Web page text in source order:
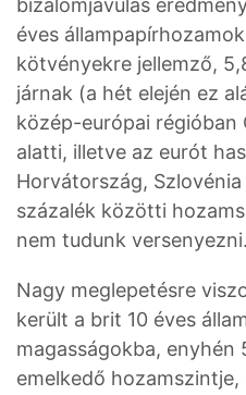
bizalomjavulás
éves
kötvényekre jellemző,
járnak (a hét elején ez
közép-európai régióban
alatti, illetve az eurót
Horvátország,
százalék közötti
nem tudunk versenyezni.
Nagy meglepetésre
került a brit 10 éves
magasságokba, enyhén
emelkedő hozamszintje,